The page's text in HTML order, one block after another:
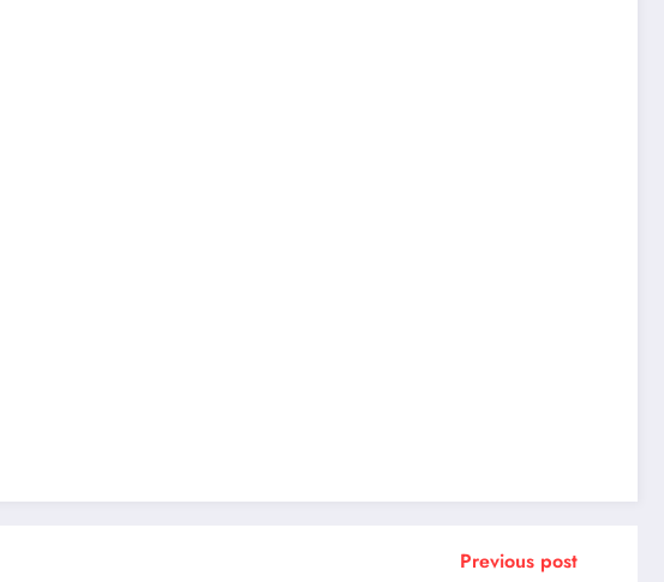
Previous post